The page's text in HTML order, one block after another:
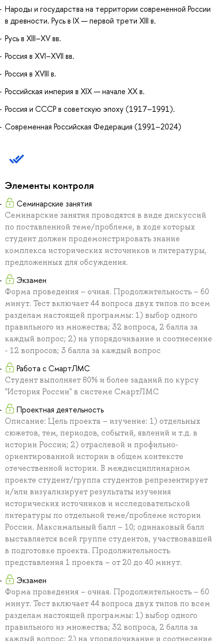
Народы и государства на территории современной России
в древности. Русь в IX — первой трети XIII в.
Русь в XIII–XV вв.
Россия в XVI–XVII вв.
Россия в XVIII в.
Российская империя в XIX — начале ХХ в.
Россия и СССР в советскую эпоху (1917–1991).
Современная Российская Федерация (1991–2024)
Элементы контроля
Семинарские занятия
Семинарские занятия проводятся в виде дискуссий
по поставленной теме/проблеме, в ходе которых
студент должен продемонстрировать знание
комплекса исторических источников и литературы,
предложенных для обсуждения.
Экзамен
Форма проведения – очная. Продолжительность – 60
минут. Тест включает 44 вопроса двух типов по всем
разделам настоящей программы: 1) выбор одного
правильного из множества; 32 вопроса, 2 балла за
каждый вопрос; 2) на упорядочивание и соотнесение
- 12 вопросов; 3 балла за каждый вопрос
Работа с СмартЛМС
Студент выполняет 80% и более заданий по курсу
"История России" в системе СмартЛМС
Проектная деятельность
Описание: Цель проекта – изучение: 1) отдельных
сюжетов, тем, периодов, событий, явлений и т.д. в
истории России; 2) отраслевой и профильно-
ориентированной истории в общем контексте
отечественной истории. В междисциплинарном
проекте студент/группа студентов репрезентирует
и/или визуализирует результаты изучения
исторических источников и исследовательской
литературы по отдельной теме/проблеме истории
России. Максимальный балл – 10; одинаковый балл
выставляется всей группе студентов, участвовавшей
в подготовке проекта. Продолжительность
представления 1 проекта – от 20 до 40 минут.
Экзамен
Форма проведения – очная. Продолжительность – 60
минут. Тест включает 44 вопроса двух типов по всем
разделам настоящей программы: 1) выбор одного
правильного из множества; 32 вопроса, 2 балла за
каждый вопрос; 2) на упорядочивание и соотнесение